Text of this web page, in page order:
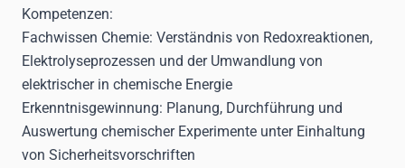
Kompetenzen:
Fachwissen Chemie: Verständnis von Redoxreaktionen,
Elektrolyseprozessen und der Umwandlung von
elektrischer in chemische Energie
Erkenntnisgewinnung: Planung, Durchführung und
Auswertung chemischer Experimente unter Einhaltung
von Sicherheitsvorschriften